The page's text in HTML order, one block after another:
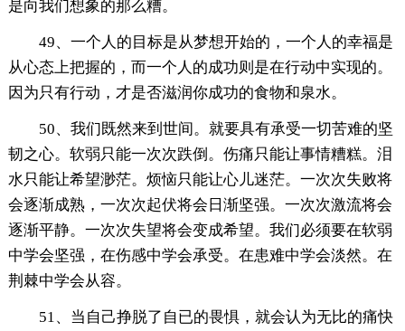
是向我们想象的那么糟。
49、一个人的目标是从梦想开始的，一个人的幸福是
从心态上把握的，而一个人的成功则是在行动中实现的。
因为只有行动，才是否滋润你成功的食物和泉水。
50、我们既然来到世间。就要具有承受一切苦难的坚
韧之心。软弱只能一次次跌倒。伤痛只能让事情糟糕。泪
水只能让希望渺茫。烦恼只能让心儿迷茫。一次次失败将
会逐渐成熟，一次次起伏将会日渐坚强。一次次激流将会
逐渐平静。一次次失望将会变成希望。我们必须要在软弱
中学会坚强，在伤感中学会承受。在患难中学会淡然。在
荆棘中学会从容。
51、当自己挣脱了自已的畏惧，就会认为无比的痛快